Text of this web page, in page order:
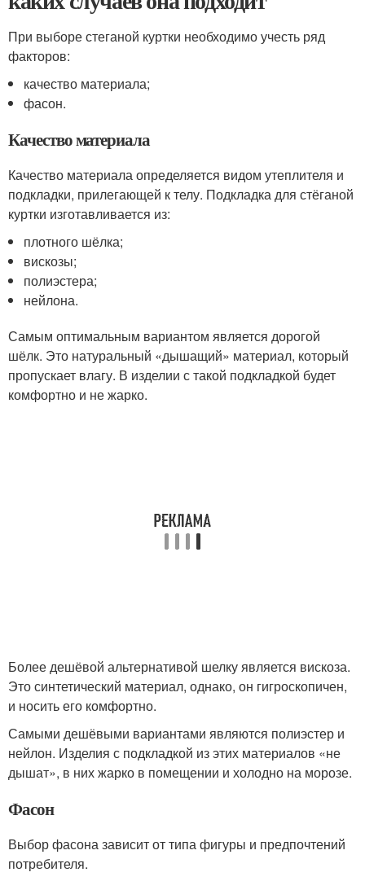
При выборе стеганой куртки необходимо учесть ряд
факторов:
качество материала;
фасон.
Качество материала
Качество материала определяется видом утеплителя и
подкладки, прилегающей к телу. Подкладка для стёганой
куртки изготавливается из:
плотного шёлка;
вискозы;
полиэстера;
нейлона.
Самым оптимальным вариантом является дорогой
шёлк. Это натуральный «дышащий» материал, который
пропускает влагу. В изделии с такой подкладкой будет
комфортно и не жарко.
Более дешёвой альтернативой шелку является вискоза.
Это синтетический материал, однако, он гигроскопичен,
и носить его комфортно.
Самыми дешёвыми вариантами являются полиэстер и
нейлон. Изделия с подкладкой из этих материалов «не
дышат», в них жарко в помещении и холодно на морозе.
Фасон
Выбор фасона зависит от типа фигуры и предпочтений
потребителя.